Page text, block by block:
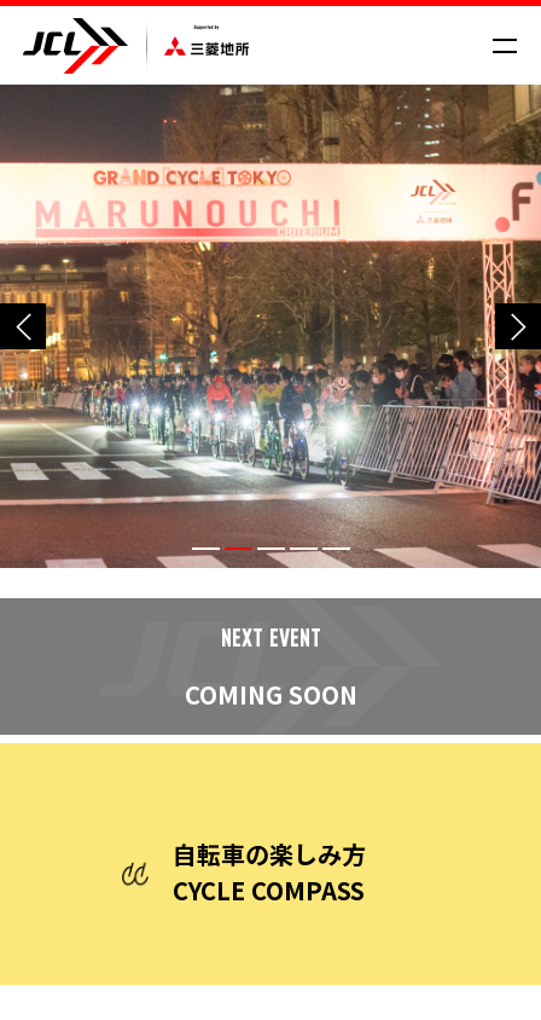
SCHEDULE/RESULT
NEWS
MAGAZINE
MOVIE
GALLERY
VROAD
CYCLE COMPASS
NEXT EVENT
COMING SOON
自転車の楽しみ方
CYCLE COMPASS